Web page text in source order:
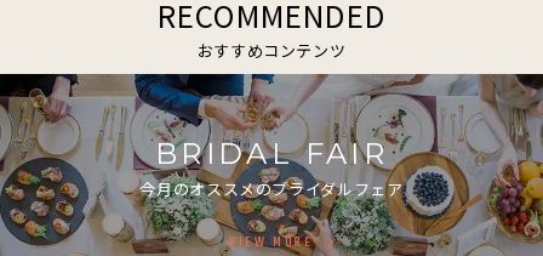
RECOMMENDED
おすすめコンテンツ
BRIDAL FAIR
今月のオススメのブライダルフェア
VIEW MORE